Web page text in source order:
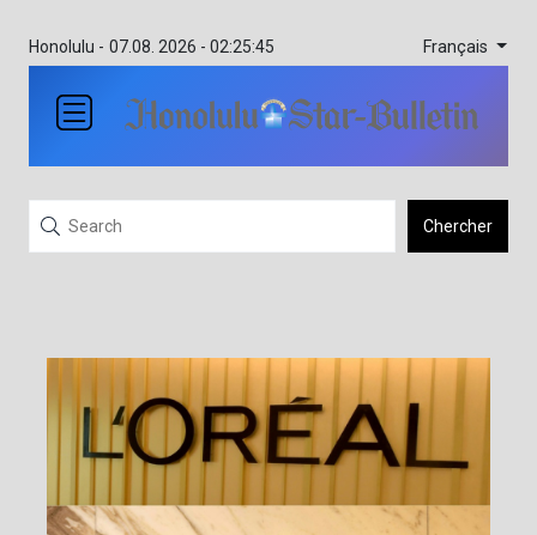
Honolulu - 07.08. 2026 - 02:25:45 Français
Chercher